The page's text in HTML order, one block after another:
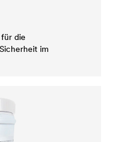
die
im